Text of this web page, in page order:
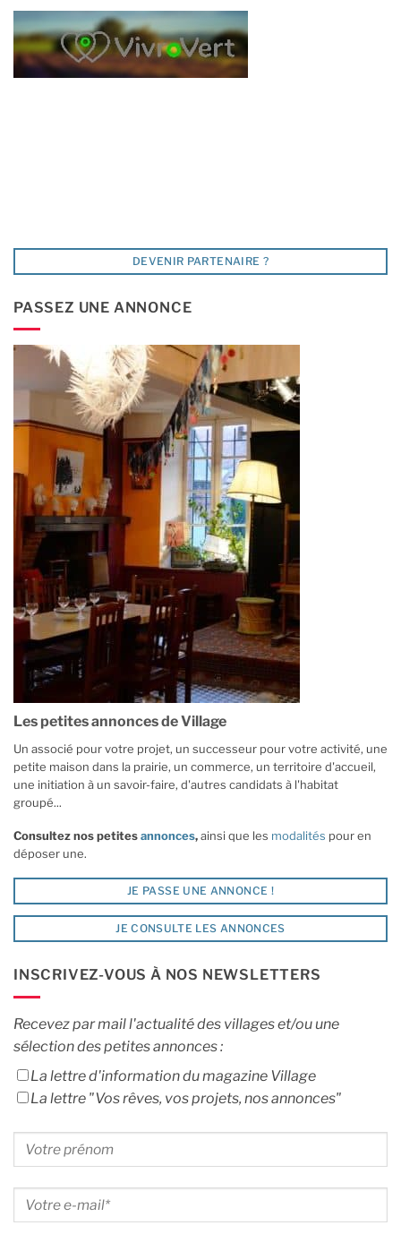
DEVENIR PARTENAIRE ?
PASSEZ UNE ANNONCE
Les petites annonces de Village
Un associé pour votre projet, un successeur pour votre activité, une
petite maison dans la prairie, un commerce, un territoire d'accueil,
une initiation à un savoir-faire, d'autres candidats à l'habitat
groupé...
Consultez nos petitesannonces,ainsi que les modalités pour en
déposer une.
JE PASSE UNE ANNONCE !
JE CONSULTE LES ANNONCES
INSCRIVEZ-VOUS À NOS NEWSLETTERS
Recevez par mail l'actualité des villages et/ou une
sélection des petites annonces :
La lettre d'information du magazine Village
La lettre "Vos rêves, vos projets, nos annonces"